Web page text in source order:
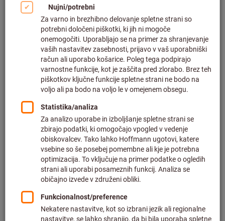
Kliknite za povečavo slike